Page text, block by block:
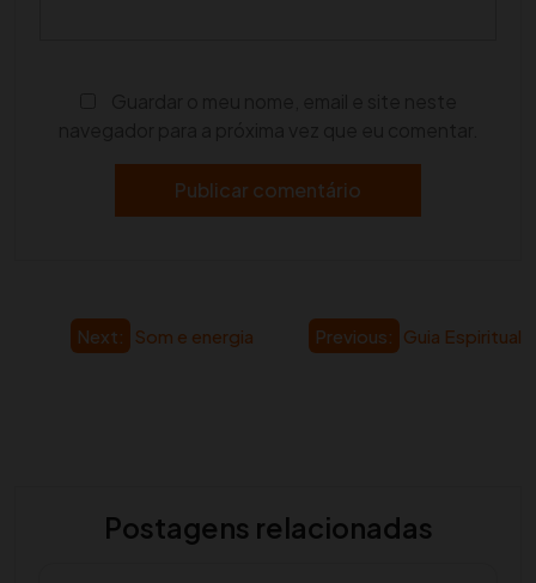
Navegação
Previous: Guia Espiritual
Next: Som e energia
Postagens relacionadas